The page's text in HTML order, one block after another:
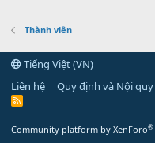
Thành viên
Tiếng Việt (VN)
Liên hệ
Quy định và Nội quy
R
Community platform by XenForo®